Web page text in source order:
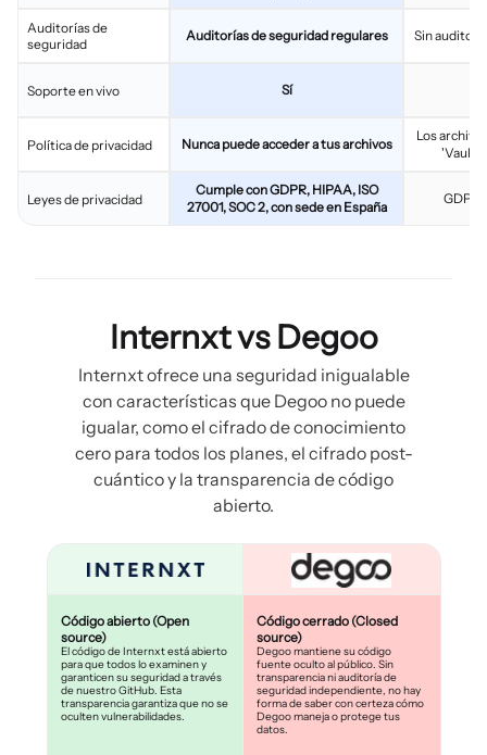
Auditorías de
seguridad
Soporte en vivo
Política de privacidad
Leyes de privacidad
Auditorías de seguridad regulares Sin
Sí
Nunca puede acceder a tus archivos
Los
'Vault'
Cumple con GDPR, HIPAA, ISO
27001, SOC 2, con sede en España
GDPR,
Internxt vs Degoo
Internxt ofrece una seguridad inigualable
con características que Degoo no puede
igualar, como el cifrado de conocimiento
cero para todos los planes, el cifrado post-
cuántico y la transparencia de código
abierto.
Código abierto (Open
source)
El código de Internxt está abierto
para que todos lo examinen y
garanticen su seguridad a través
de nuestro GitHub. Esta
transparencia garantiza que no se
oculten vulnerabilidades.
Código cerrado (Closed
source)
Degoo mantiene su código
fuente oculto al público. Sin
transparencia ni auditoría de
seguridad independiente, no hay
forma de saber con certeza cómo
Degoo maneja o protege tus
datos.